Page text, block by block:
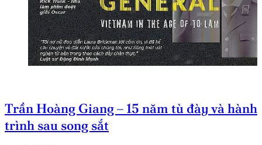
Trần Hoàng Giang – 15 năm tù đày và hành
trình sau song sắt